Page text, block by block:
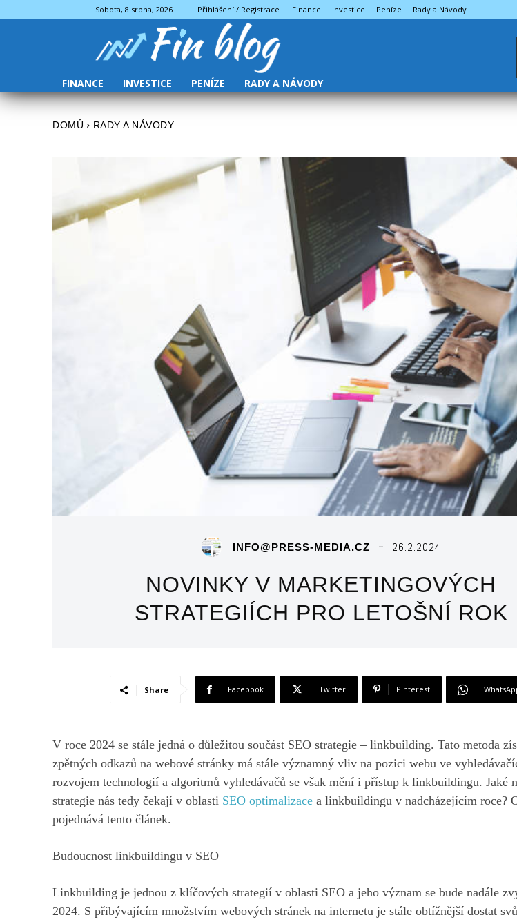
Sobota, 8 srpna, 2026 Přihlášení / Registrace Finance Investice Peníze Rady a Návody
FINANCE INVESTICE PENÍZE RADY A NÁVODY
DOMŮ RADY A NÁVODY
INFO@PRESS-MEDIA.CZ 26.2.2024
NOVINKY V MARKETINGOVÝCH
STRATEGIÍCH PRO LETOŠNÍ ROK
Share Facebook Twitter Pinterest
V roce 2024 se stále jedná o důležitou součást SEO strategie – linkbuilding. Tato metoda
zpětných odkazů na webové stránky má stále významný vliv na pozici webu ve
rozvojem technologií a algoritmů vyhledávačů se však mění i přístup k linkbuildingu. Jaké
strategie nás tedy čekají v oblasti SEO optimalizace a linkbuildingu v nadcházejícím roce?
pojednává tento článek.
Budoucnost linkbuildingu v SEO
Linkbuilding je jednou z klíčových strategií v oblasti SEO a jeho význam se bude nadále
2024. S přibývajícím množstvím webových stránek na internetu je stále obtížnější dostat